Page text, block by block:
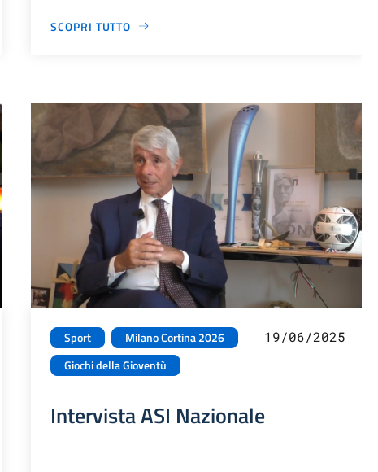
SCOPRI TUTTO
Sport
Milano Cortina 2026
Giochi della Gioventù
19/06/2025
Intervista ASI Nazionale